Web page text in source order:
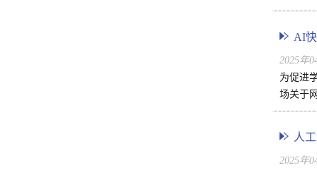
AI
2025年
为促进
场关于
人
2025年